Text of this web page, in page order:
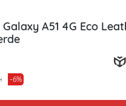
A51 4G Eco
-6%